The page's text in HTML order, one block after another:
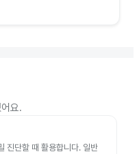
요.
진단할 때 활용합니다. 일반